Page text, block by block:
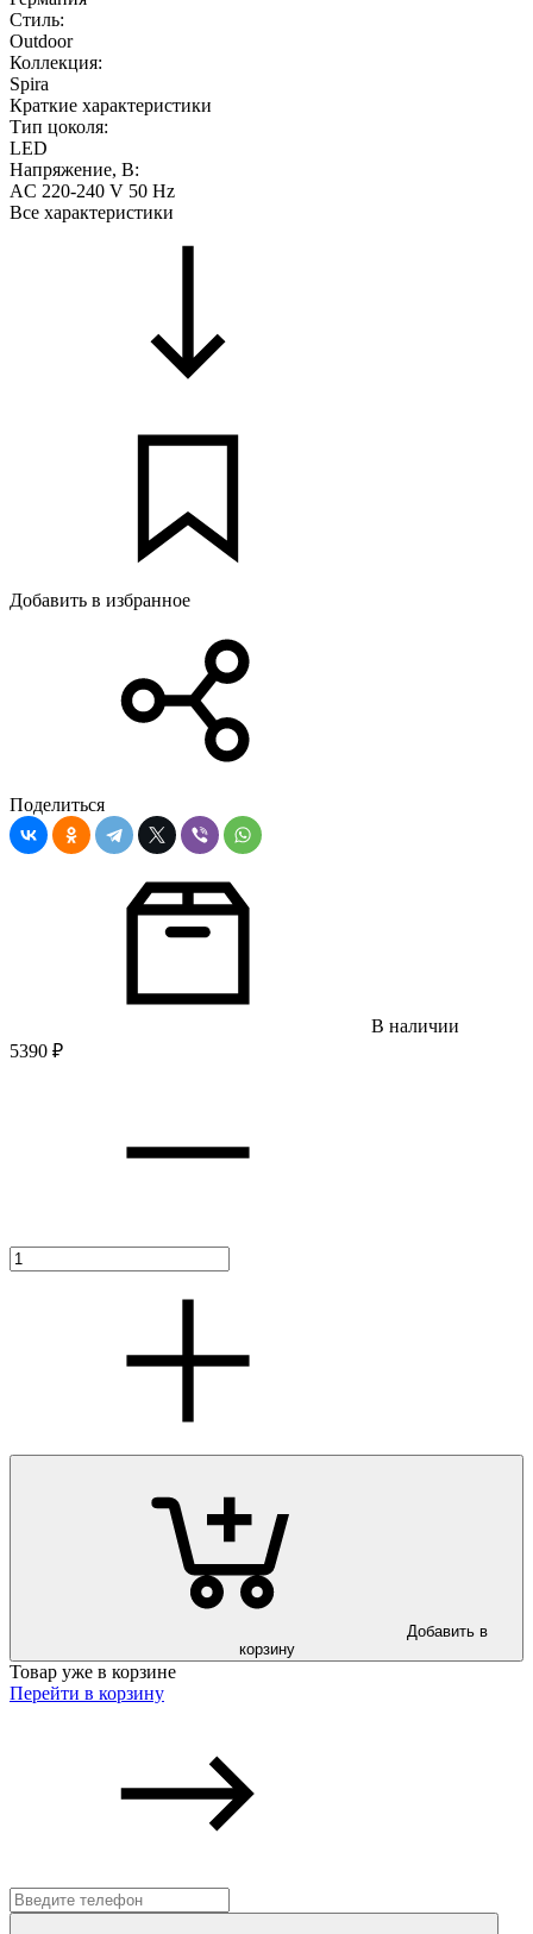
Стиль:
Outdoor
Коллекция:
Spira
Краткие характеристики
Тип цоколя:
LED
Напряжение, В:
AC 220-240 V 50 Hz
Все характеристики
Добавить в избранное
Поделиться
В наличии
5390 ₽
корзину
Товар уже в корзине
Перейти в корзину